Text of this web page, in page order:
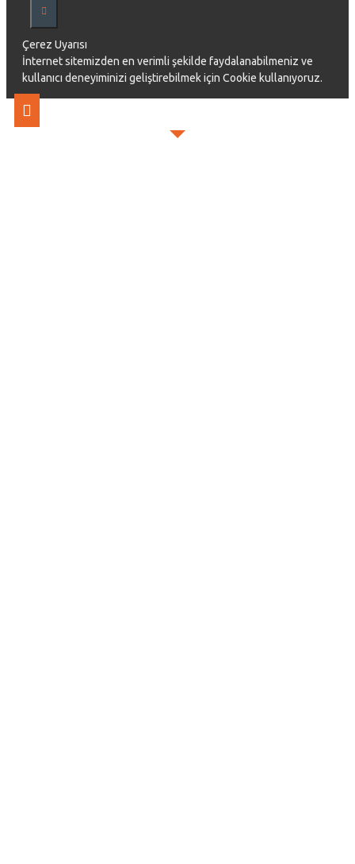
Çerez Uyarısı
İnternet sitemizden en verimli şekilde faydalanabilmeniz ve
kullanıcı deneyiminizi geliştirebilmek için Cookie kullanıyoruz.